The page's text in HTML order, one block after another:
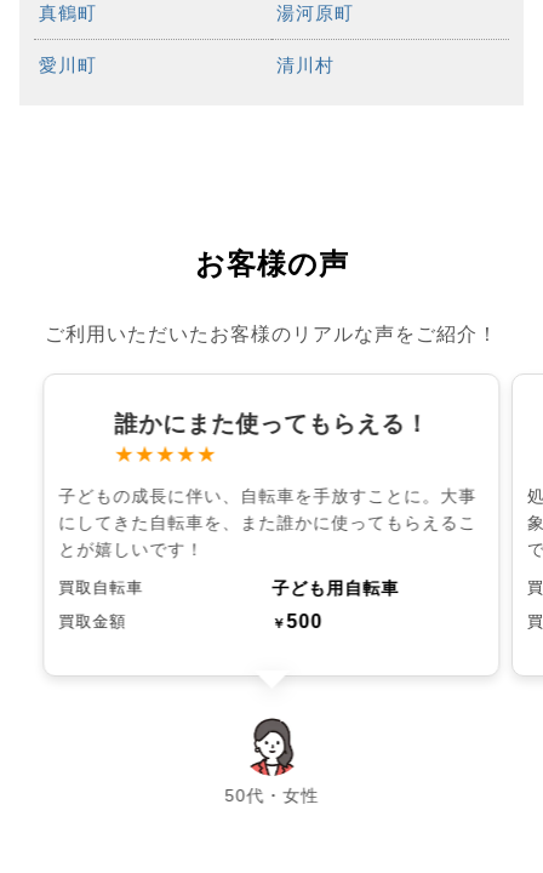
真鶴町 湯河原町
愛川町 清川村
お客様の声
ご利用いただいたお客様のリアルな声をご紹介！
誰かにまた使ってもらえる！
★★★★★
子どもの成長に伴い、自転車を手放すことに。大事
にしてきた自転車を、また誰かに使ってもらえるこ
とが嬉しいです！
買取自転車 子ども用自転車
買取金額 ￥500
50代・女性
chevron_left chevron_right